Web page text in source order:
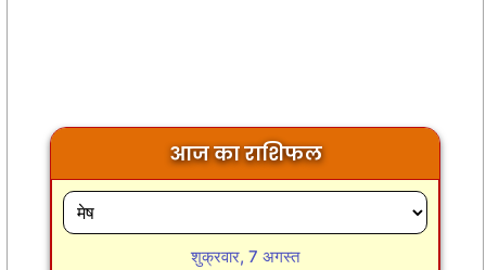
आज का राशिफल
शुक्रवार, 7 अगस्त